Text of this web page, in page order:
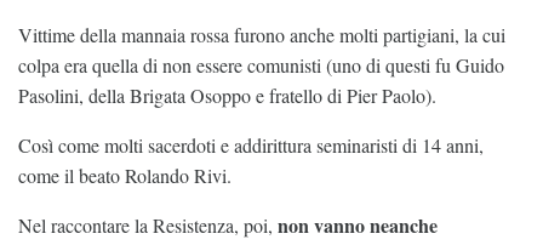
Vittime della mannaia rossa furono anche molti partigiani, la cui
colpa era quella di non essere comunisti (uno di questi fu Guido
Pasolini, della Brigata Osoppo e fratello di Pier Paolo).
Così come molti sacerdoti e addirittura seminaristi di 14 anni,
come il beato Rolando Rivi.
Nel raccontare la Resistenza, poi, non vanno neanche